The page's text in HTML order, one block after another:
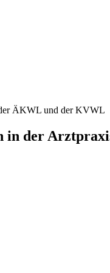
ÄKWL und der KVWL
in der